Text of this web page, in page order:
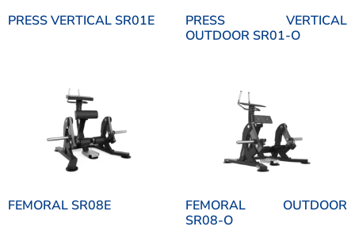
PRESS VERTICAL SR01E
PRESS VERTICAL
OUTDOOR SR01-O
FEMORAL SR08E
FEMORAL OUTDOOR
SR08-O